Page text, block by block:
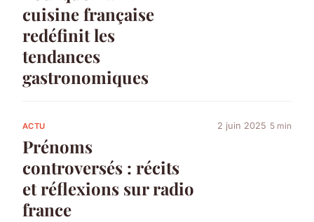
cuisine française
redéfinit les
tendances
gastronomiques
ACTU
Prénoms
controversés : récits
et réflexions sur radio
france
2 juin 2025 5 min